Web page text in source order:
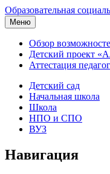
Образовательная
Меню
Обзор
Детский проект
Аттестация
Детский сад
Начальная школа
Школа
НПО и СПО
ВУЗ
Навигация